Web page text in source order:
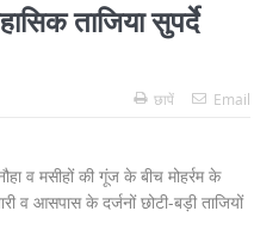
ताजिया सुपर्दे
छापें Email
व मसीहों की गूंज के बीच मोहर्रम के
व आसपास के दर्जनों छोटी-बड़ी ताजियों